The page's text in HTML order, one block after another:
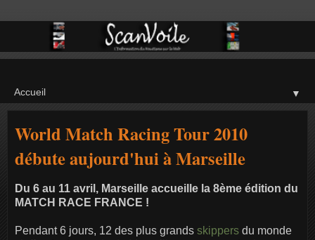
▼
World Match Racing Tour 2010
débute aujourd'hui à Marseille
Du 6 au 11 avril, Marseille accueille la 8ème édition du
MATCH RACE FRANCE !
Pendant 6 jours, 12 des plus grands skippers du monde